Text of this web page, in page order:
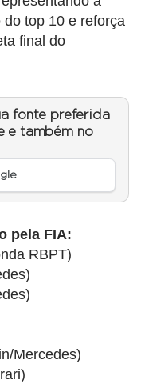
top 10 e reforça
final do
fonte preferida
e também no
pela FIA:
RBPT)
Mercedes)